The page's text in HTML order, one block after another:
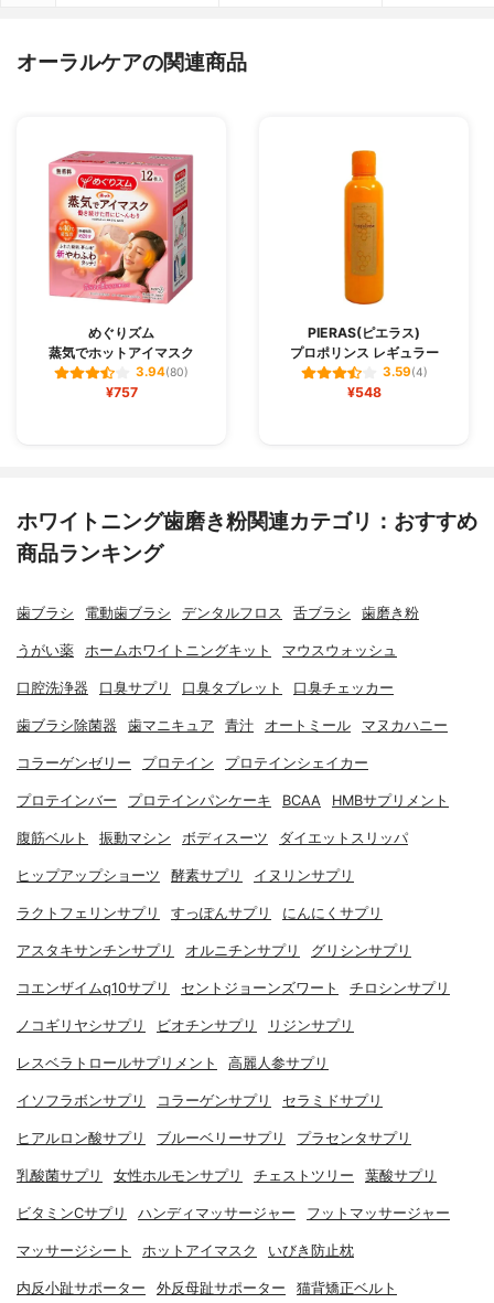
オーラルケアの関連商品
めぐりズム
蒸気でホットアイマスク
3.94(80)
¥757
PIERAS(ピエラス)
プロポリンス レギュラー
3.59(4)
¥548
ホワイトニング歯磨き粉関連カテゴリ：おすすめ
商品ランキング
歯ブラシ 電動歯ブラシ デンタルフロス 舌ブラシ 歯磨き粉
うがい薬 ホームホワイトニングキット マウスウォッシュ
口腔洗浄器 口臭サプリ 口臭タブレット 口臭チェッカー
歯ブラシ除菌器 歯マニキュア 青汁 オートミール マヌカハニー
コラーゲンゼリー プロテイン プロテインシェイカー
プロテインバー プロテインパンケーキ BCAA HMBサプリメント
腹筋ベルト 振動マシン ボディスーツ ダイエットスリッパ
ヒップアップショーツ 酵素サプリ イヌリンサプリ
ラクトフェリンサプリ すっぽんサプリ にんにくサプリ
アスタキサンチンサプリ オルニチンサプリ グリシンサプリ
コエンザイムq10サプリ セントジョーンズワート チロシンサプリ
ノコギリヤシサプリ ビオチンサプリ リジンサプリ
レスベラトロールサプリメント 高麗人参サプリ
イソフラボンサプリ コラーゲンサプリ セラミドサプリ
ヒアルロン酸サプリ ブルーベリーサプリ プラセンタサプリ
乳酸菌サプリ 女性ホルモンサプリ チェストツリー 葉酸サプリ
ビタミンCサプリ ハンディマッサージャー フットマッサージャー
マッサージシート ホットアイマスク いびき防止枕
内反小趾サポーター 外反母趾サポーター 猫背矯正ベルト